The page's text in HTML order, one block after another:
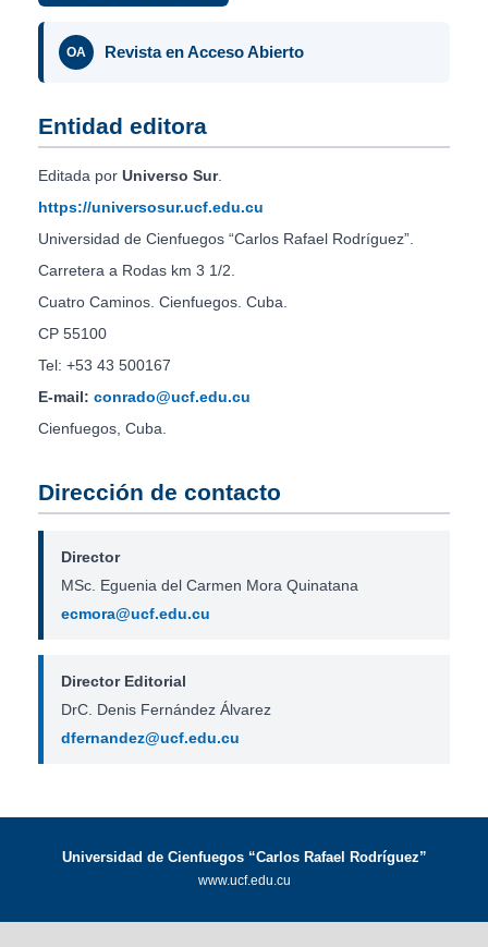
OA Revista en Acceso Abierto
Entidad editora
Editada por Universo Sur.
https://universosur.ucf.edu.cu
Universidad de Cienfuegos “Carlos Rafael Rodríguez”.
Carretera a Rodas km 3 1/2.
Cuatro Caminos. Cienfuegos. Cuba.
CP 55100
Tel: +53 43 500167
E-mail: conrado@ucf.edu.cu
Cienfuegos, Cuba.
Dirección de contacto
Director
MSc. Eguenia del Carmen Mora Quinatana
ecmora@ucf.edu.cu
Director Editorial
DrC. Denis Fernández Álvarez
dfernandez@ucf.edu.cu
Universidad de Cienfuegos “Carlos Rafael Rodríguez”
www.ucf.edu.cu